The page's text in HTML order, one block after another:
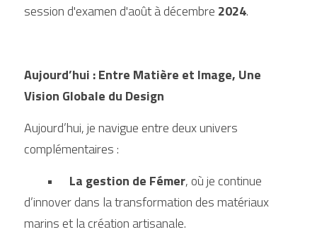
session d'examen d'août à décembre 2024.
Aujourd’hui : Entre Matière et Image, Une
Vision Globale du Design
Aujourd’hui, je navigue entre deux univers
complémentaires :
La gestion de Fémer, où je continue
d’innover dans la transformation des matériaux
marins et la création artisanale.